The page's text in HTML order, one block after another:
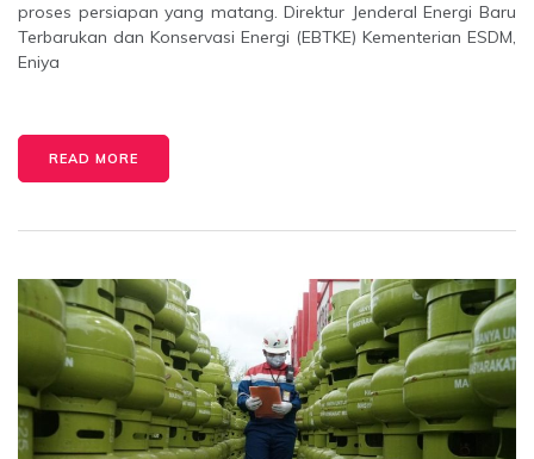
proses persiapan yang matang. Direktur Jenderal Energi Baru
Terbarukan dan Konservasi Energi (EBTKE) Kementerian ESDM,
Eniya
READ MORE